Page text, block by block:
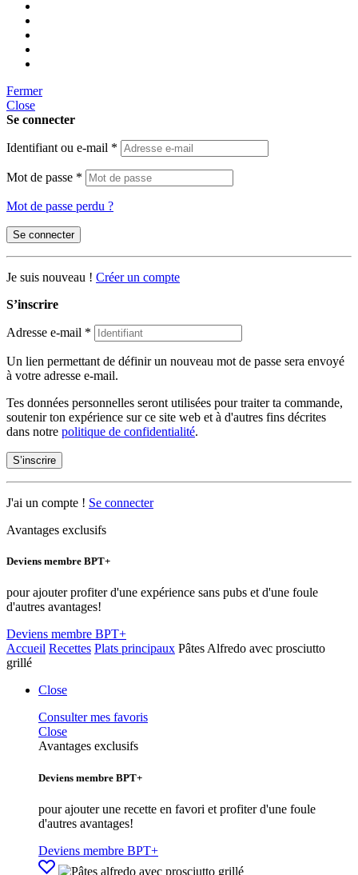
Fermer
Close
Se connecter
Identifiant ou e-mail *
Mot de passe *
Mot de passe perdu ?
Se connecter
Je suis nouveau ! Créer un compte
S’inscrire
Adresse e-mail *
Un lien permettant de définir un nouveau mot de passe sera envoyé
à votre adresse e-mail.
Tes données personnelles seront utilisées pour traiter ta commande,
soutenir ton expérience sur ce site web et à d'autres fins décrites
dans notre politique de confidentialité.
S’inscrire
J'ai un compte ! Se connecter
Avantages exclusifs
Deviens membre BPT+
pour ajouter profiter d'une expérience sans pubs et d'une foule
d'autres avantages!
Deviens membre BPT+
Accueil Recettes Plats principaux Pâtes Alfredo avec prosciutto
grillé
Close
Consulter mes favoris
Close
Avantages exclusifs
Deviens membre BPT+
pour ajouter une recette en favori et profiter d'une foule
d'autres avantages!
Deviens membre BPT+